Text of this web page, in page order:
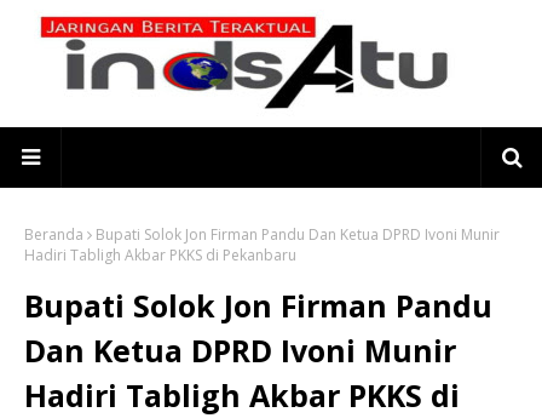
Beranda
Bupati Solok Jon Firman Pandu Dan Ketua DPRD Ivoni Munir
Hadiri Tabligh Akbar PKKS di Pekanbaru
Bupati Solok Jon Firman Pandu
Dan Ketua DPRD Ivoni Munir
Hadiri Tabligh Akbar PKKS di